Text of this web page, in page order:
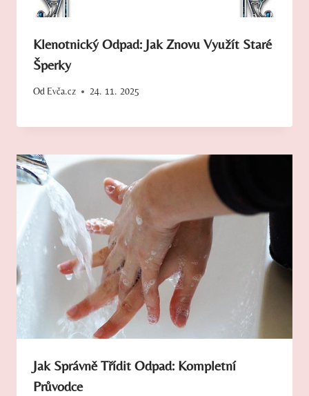
Klenotnický Odpad: Jak Znovu Využít Staré
Šperky
Od Evča.cz 24. 11. 2025
Jak Správně Třídit Odpad: Kompletní
Průvodce